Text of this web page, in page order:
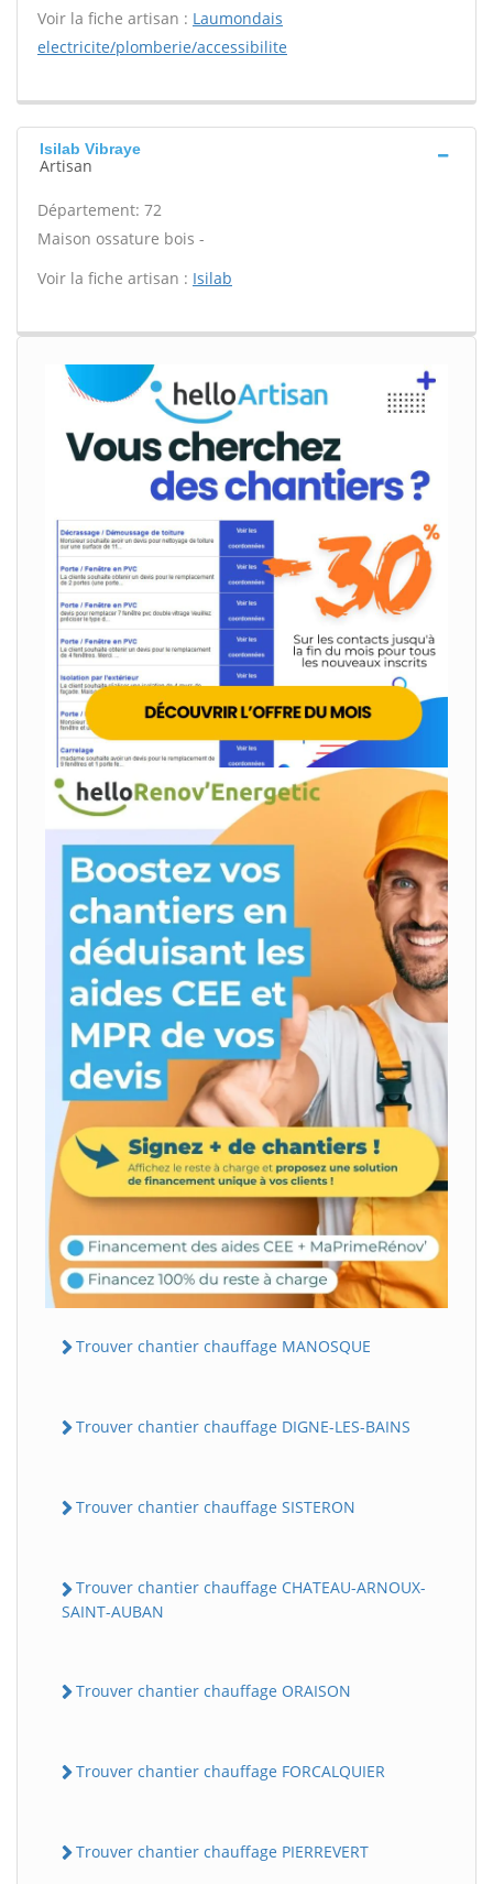
Voir la fiche artisan : Laumondais
electricite/plomberie/accessibilite
Isilab Vibraye
Artisan
Département: 72
Maison ossature bois -
Voir la fiche artisan : Isilab
Trouver chantier chauffage MANOSQUE
Trouver chantier chauffage DIGNE-LES-BAINS
Trouver chantier chauffage SISTERON
Trouver chantier chauffage CHATEAU-ARNOUX-
SAINT-AUBAN
Trouver chantier chauffage ORAISON
Trouver chantier chauffage FORCALQUIER
Trouver chantier chauffage PIERREVERT